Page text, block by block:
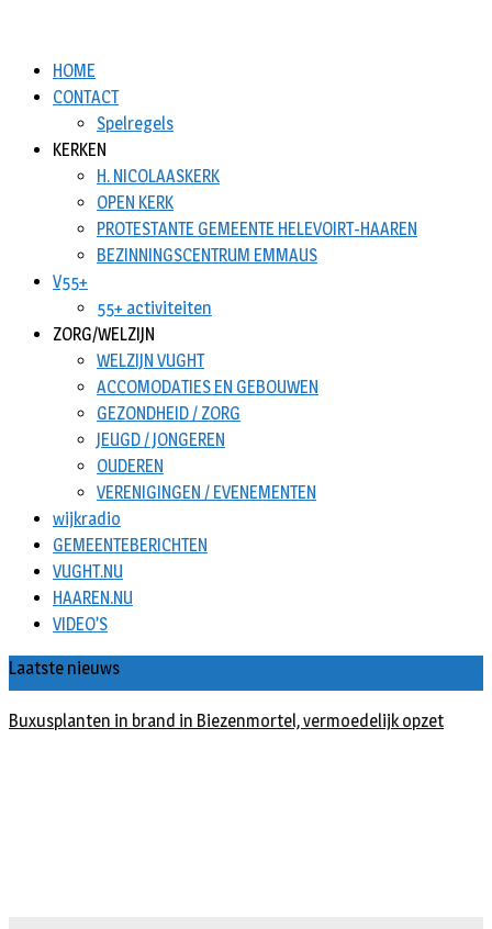
HOME
CONTACT
Spelregels
KERKEN
H. NICOLAASKERK
OPEN KERK
PROTESTANTE GEMEENTE HELEVOIRT-HAAREN
BEZINNINGSCENTRUM EMMAUS
V55+
55+ activiteiten
ZORG/WELZIJN
WELZIJN VUGHT
ACCOMODATIES EN GEBOUWEN
GEZONDHEID / ZORG
JEUGD / JONGEREN
OUDEREN
VERENIGINGEN / EVENEMENTEN
wijkradio
GEMEENTEBERICHTEN
VUGHT.NU
HAAREN.NU
VIDEO’S
Laatste nieuws
Buxusplanten in brand in Biezenmortel, vermoedelijk opzet